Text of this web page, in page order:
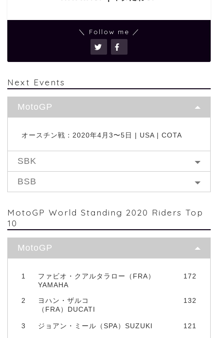
＼ Follow me ／
Next Events
MotoGP
オースチン戦：2020年4月3〜5日 | USA | COTA
SBK
BSB
MotoGP World Standing 2020 Riders Top
10
MotoGP
1
ファビオ・クアルタラロー（FRA）
YAMAHA
172
2
ヨハン・ザルコ
（FRA）DUCATI
132
3 ジョアン・ミール（SPA）SUZUKI 121